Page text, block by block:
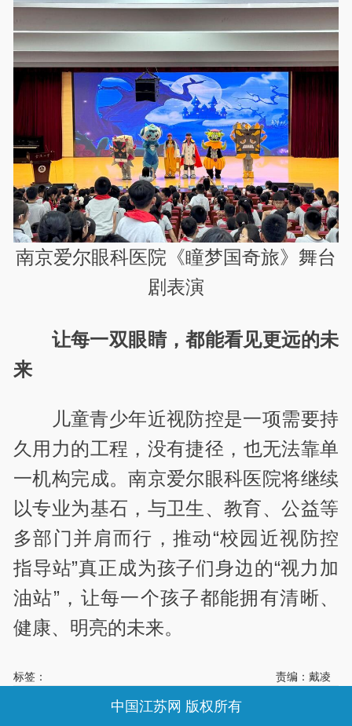
南京爱尔眼科医院《瞳梦国奇旅》舞台
剧表演
让每一双眼睛，都能看见更远的未
来
儿童青少年近视防控是一项需要持
久 用力的工程，没有捷径，也无法靠单
一机构完成。南京爱尔眼科医院将继续
以专业为基石，与卫生、教育、公益等
多部门并肩而行，推动“校园近视防控
指导站”真正成为孩子们身边的“视力加
油站”，让每一个孩子都能拥有清晰、
健康、明亮的未来。
标签： 责编：戴凌
中国江苏网 版权所有